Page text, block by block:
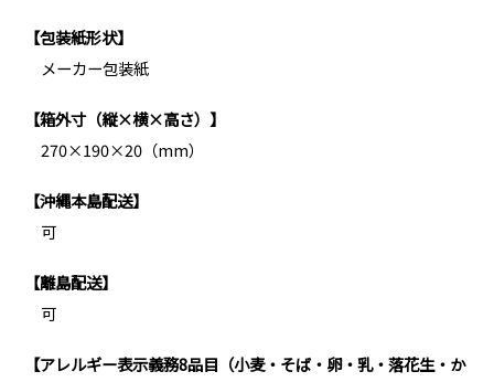
【包装紙形状】
メーカー包装紙
【箱外寸（縦×横×高さ）】
270×190×20（mm）
【沖縄本島配送】
可
【離島配送】
可
【アレルギー表示義務8品目（小麦・そば・卵・乳・落花生・か